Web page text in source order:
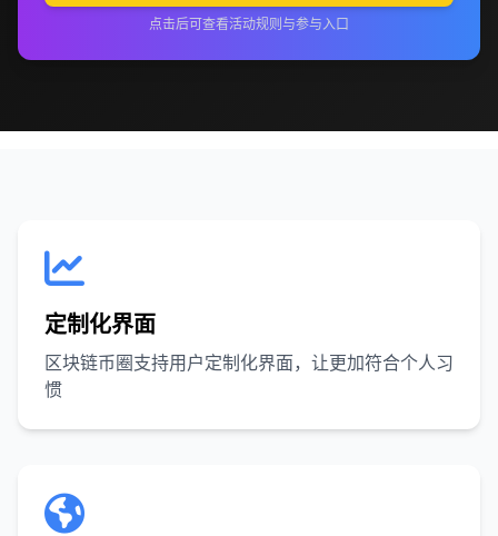
点击后可查看活动规则与参与入口
定制化界面
区块链币圈支持用户定制化界面，让更加符合个人习
惯